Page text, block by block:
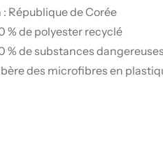
République de Corée
% de polyester recyclé
% de substances dangereuses
des microfibres en